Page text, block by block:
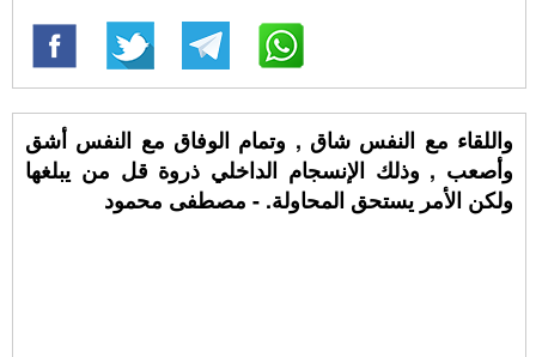
واللقاء مع النفس شاق , وتمام الوفاق مع النفس أشق
وأصعب , وذلك الإنسجام الداخلي ذروة قل من يبلغها
ولكن الأمر يستحق المحاولة. - مصطفى محمود